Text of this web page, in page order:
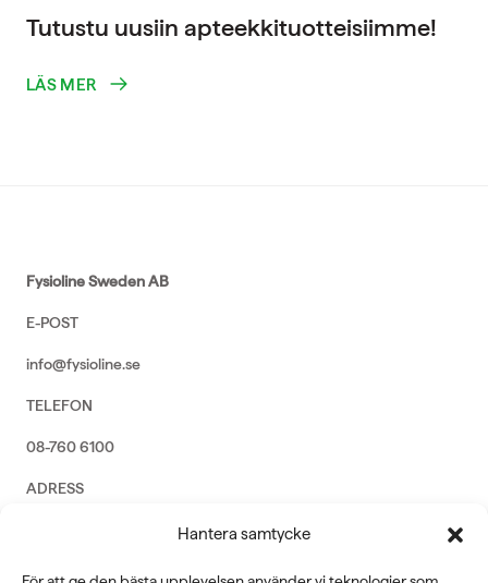
Hantera samtycke
Tutustu uusiin apteekkituotteisiimme!
LÄS MER
Fysioline Sweden AB
E-POST
info@fysioline.se
TELEFON
08-760 6100
ADRESS
Rosendalsvägen 18b, SE-14143 Huddinge
VERKSAMHETSOMRÅDEN